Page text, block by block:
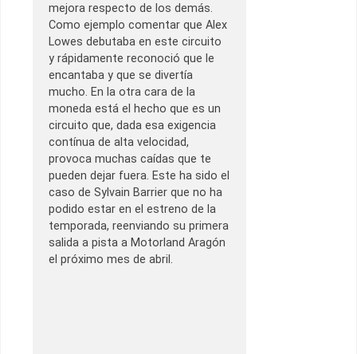
mejora respecto de los demás.
Como ejemplo comentar que Alex
Lowes debutaba en este circuito
y rápidamente reconoció que le
encantaba y que se divertía
mucho. En la otra cara de la
moneda está el hecho que es un
circuito que, dada esa exigencia
contínua de alta velocidad,
provoca muchas caídas que te
pueden dejar fuera. Este ha sido el
caso de Sylvain Barrier que no ha
podido estar en el estreno de la
temporada, reenviando su primera
salida a pista a Motorland Aragón
el próximo mes de abril.